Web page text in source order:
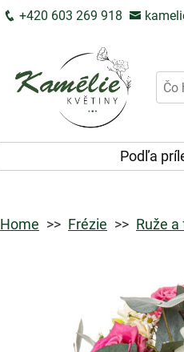
+420 603 269 918
Podľa
Home Frézie Ruže a